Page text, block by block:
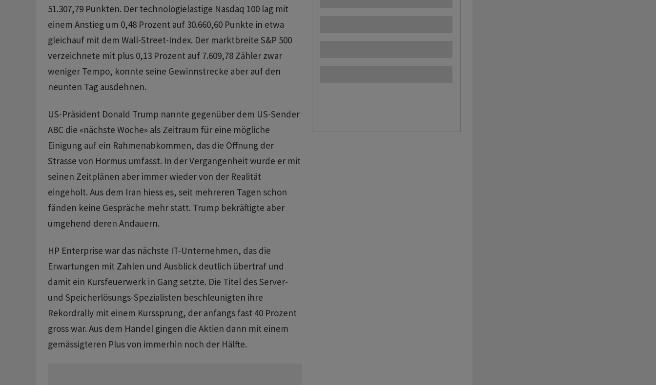
51.307,79 Punkten. Der technologielastige Nasdaq 100 lag mit
einem Anstieg um 0,48 Prozent auf 30.660,60 Punkte in etwa
gleichauf mit dem Wall-Street-Index. Der marktbreite S&P 500
verzeichnete mit plus 0,13 Prozent auf 7.609,78 Zähler zwar
weniger Tempo, konnte seine Gewinnstrecke aber auf den
neunten Tag ausdehnen.
US-Präsident Donald Trump nannte gegenüber dem US-Sender
ABC die «nächste Woche» als Zeitraum für eine mögliche
Einigung auf ein Rahmenabkommen, das die Öffnung der
Strasse von Hormus umfasst. In der Vergangenheit wurde er mit
seinen Zeitplänen aber immer wieder von der Realität
eingeholt. Aus dem Iran hiess es, seit mehreren Tagen schon
fänden keine Gespräche mehr statt. Trump bekräftigte aber
umgehend deren Andauern.
HP Enterprise war das nächste IT-Unternehmen, das die
Erwartungen mit Zahlen und Ausblick deutlich übertraf und
damit ein Kursfeuerwerk in Gang setzte. Die Titel des Server-
und Speicherlösungs-Spezialisten beschleunigten ihre
Rekordrally mit einem Kurssprung, der anfangs fast 40 Prozent
gross war. Aus dem Handel gingen die Aktien dann mit einem
gemässigteren Plus von immerhin noch der Hälfte.